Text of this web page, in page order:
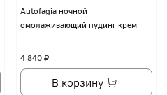
Autofagia ночной
омолаживающий пудинг крем
4 840 ₽
В корзину